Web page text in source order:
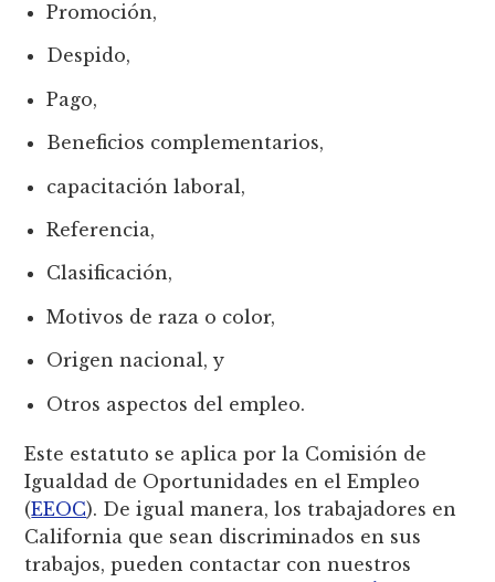
Promoción,
Despido,
Pago,
Beneficios complementarios,
capacitación laboral,
Referencia,
Clasificación,
Motivos de raza o color,
Origen nacional, y
Otros aspectos del empleo.
Este estatuto se aplica por la Comisión de
Igualdad de Oportunidades en el Empleo
(EEOC). De igual manera, los trabajadores en
California que sean discriminados en sus
trabajos, pueden contactar con nuestros